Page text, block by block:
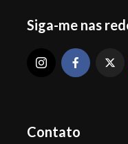
Siga-me nas
Contato